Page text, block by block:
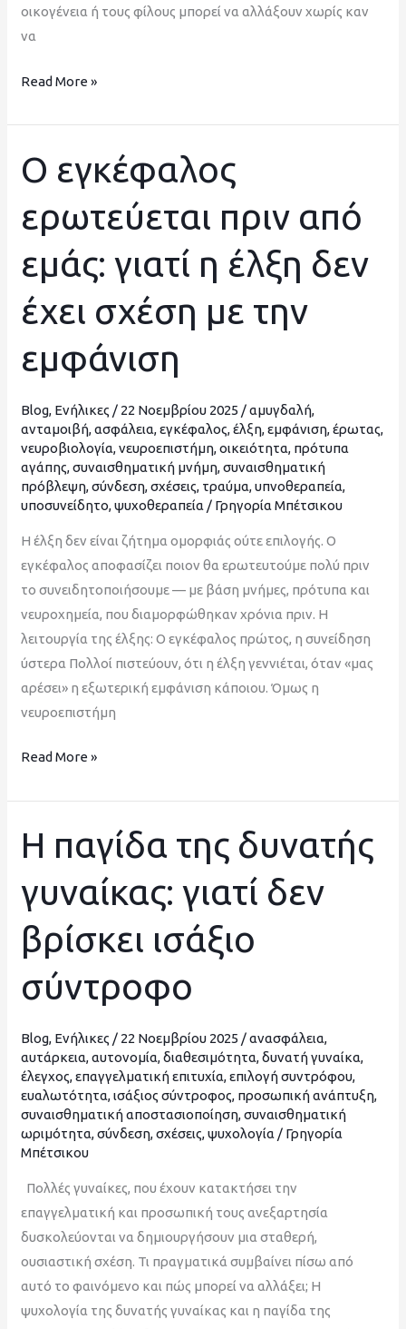
οικογένεια ή τους φίλους μπορεί να αλλάξουν χωρίς καν
να
Read More »
Ο εγκέφαλος
ερωτεύεται πριν από
εμάς: γιατί η έλξη δεν
έχει σχέση με την
εμφάνιση
Blog, Ενήλικες / 22 Νοεμβρίου 2025 /αμυγδαλή,
ανταμοιβή,ασφάλεια,εγκέφαλος,έλξη,εμφάνιση,έρωτας,
νευροβιολογία,νευροεπιστήμη,οικειότητα, πρότυπα
αγάπης,συναισθηματική μνήμη,συναισθηματική
πρόβλεψη,σύνδεση,σχέσεις, τραύμα,υπνοθεραπεία,
υποσυνείδητο,ψυχοθεραπεία / Γρηγορία Μπέτσικου
Η έλξη δεν είναι ζήτημα ομορφιάς ούτε επιλογής. Ο
εγκέφαλος αποφασίζει ποιον θα ερωτευτούμε πολύ πριν
το συνειδητοποιήσουμε — με βάση μνήμες, πρότυπα και
νευροχημεία, που διαμορφώθηκαν χρόνια πριν. Η
λειτουργία της έλξης: Ο εγκέφαλος πρώτος, η συνείδηση
ύστερα Πολλοί πιστεύουν, ότι η έλξη γεννιέται, όταν «μας
αρέσει» η εξωτερική εμφάνιση κάποιου. Όμως η
νευροεπιστήμη
Ο
εγκέφαλος
ερωτεύεται
πριν
από
εμάς:
γιατί
η
έλξη
δεν
έχει
σχέση
με
την
εμφάνιση
Read More »
Η παγίδα της δυνατής
γυναίκας: γιατί δεν
βρίσκει ισάξιο
σύντροφο
Blog, Ενήλικες / 22 Νοεμβρίου 2025 /ανασφάλεια,
αυτάρκεια,αυτονομία,διαθεσιμότητα,δυνατή γυναίκα,
έλεγχος,επαγγελματική επιτυχία,επιλογή συντρόφου,
ευαλωτότητα,ισάξιος σύντροφος, προσωπική ανάπτυξη,
συναισθηματική αποστασιοποίηση,συναισθηματική
ωριμότητα,σύνδεση,σχέσεις,ψυχολογία / Γρηγορία
Μπέτσικου
Πολλές γυναίκες, που έχουν κατακτήσει την
επαγγελματική και προσωπική τους ανεξαρτησία
δυσκολεύονται να δημιουργήσουν μια σταθερή,
ουσιαστική σχέση. Τι πραγματικά συμβαίνει πίσω από
αυτό το φαινόμενο και πώς μπορεί να αλλάξει; Η
ψυχολογία της δυνατής γυναίκας και η παγίδα της
Η
παγίδα
δυνατής
γυναίκας:
γιατί
δεν
βρίσκει
ισάξιο
σύντροφο